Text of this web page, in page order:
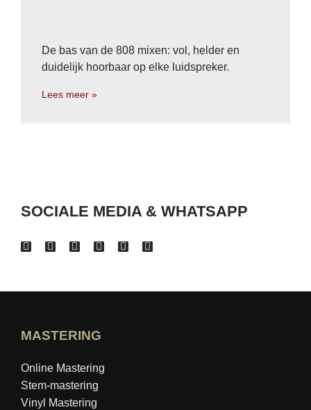
De bas van de 808 mixen: vol, helder en
duidelijk hoorbaar op elke luidspreker.
Lees meer »
SOCIALE MEDIA & WHATSAPP
MASTERING
Online Mastering
Stem-mastering
Vinyl Mastering